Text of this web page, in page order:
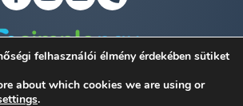
Adatkezelési tájékoztató
felhasználói élmény érdekében sütiket
about which cookies we are using or
.